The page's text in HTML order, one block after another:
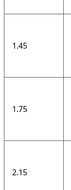
1.45
1.75
2.15